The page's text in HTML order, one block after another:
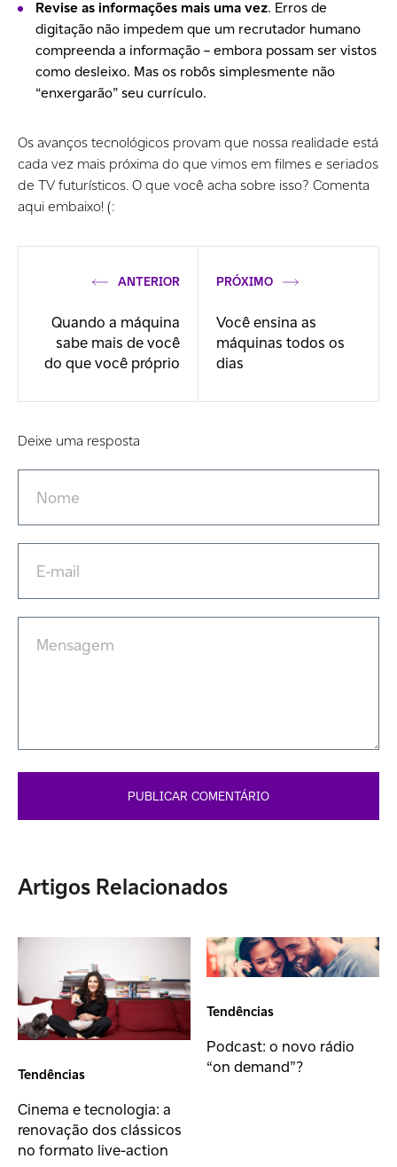
Revise as informações mais uma vez. Erros de
digitação não impedem que um recrutador humano
compreenda a informação – embora possam ser vistos
como desleixo. Mas os robôs simplesmente não
“enxergarão” seu currículo.
Os avanços tecnológicos provam que nossa realidade está
cada vez mais próxima do que vimos em filmes e seriados
de TV futurísticos. O que você acha sobre isso? Comenta
aqui embaixo! (:
ANTERIOR
Quando a máquina
sabe mais de você
do que você próprio
PRÓXIMO
Você ensina as
máquinas todos os
dias
Deixe uma resposta
Artigos Relacionados
Tendências
Cinema e tecnologia: a
renovação dos clássicos
no formato live-action
Tendências
Podcast: o novo rádio
“on demand”?